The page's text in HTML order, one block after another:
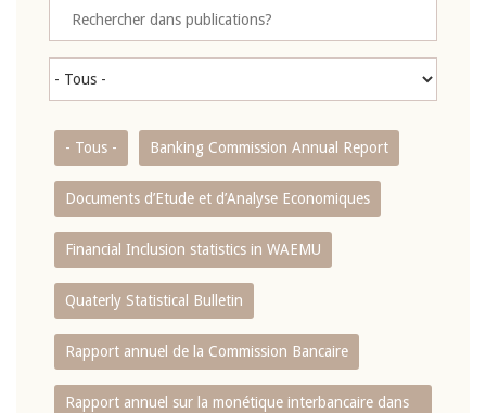
- Tous - Banking Commission Annual Report
Documents d’Etude et d’Analyse Economiques
Financial Inclusion statistics in WAEMU
Quaterly Statistical Bulletin
Rapport annuel de la Commission Bancaire
Rapport annuel sur la monétique interbancaire dans